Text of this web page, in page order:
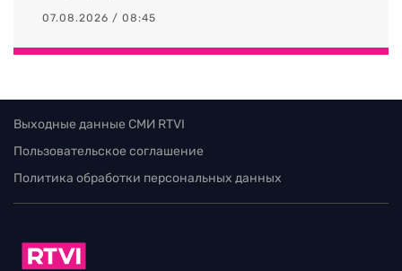
07.08.2026 / 08:45
Выходные данные СМИ RTVI
Пользовательское соглашение
Политика обработки персональных данных